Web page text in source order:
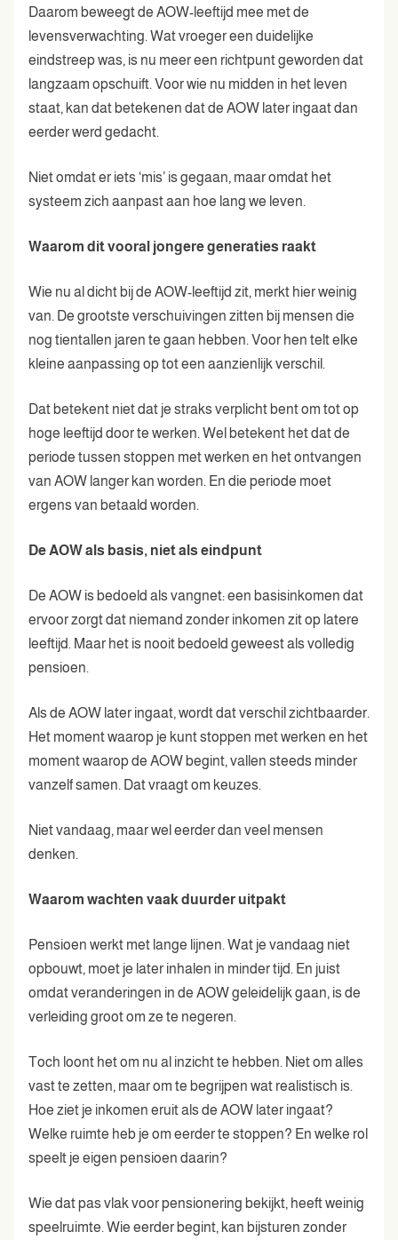
Daarom beweegt de AOW-leeftijd mee met de
levensverwachting. Wat vroeger een duidelijke
eindstreep was, is nu meer een richtpunt geworden dat
langzaam opschuift. Voor wie nu midden in het leven
staat, kan dat betekenen dat de AOW later ingaat dan
eerder werd gedacht.
Niet omdat er iets ‘mis’ is gegaan, maar omdat het
systeem zich aanpast aan hoe lang we leven.
Waarom dit vooral jongere generaties raakt
Wie nu al dicht bij de AOW-leeftijd zit, merkt hier weinig
van. De grootste verschuivingen zitten bij mensen die
nog tientallen jaren te gaan hebben. Voor hen telt elke
kleine aanpassing op tot een aanzienlijk verschil.
Dat betekent niet dat je straks verplicht bent om tot op
hoge leeftijd door te werken. Wel betekent het dat de
periode tussen stoppen met werken en het ontvangen
van AOW langer kan worden. En die periode moet
ergens van betaald worden.
De AOW als basis, niet als eindpunt
De AOW is bedoeld als vangnet: een basisinkomen dat
ervoor zorgt dat niemand zonder inkomen zit op latere
leeftijd. Maar het is nooit bedoeld geweest als volledig
pensioen.
Als de AOW later ingaat, wordt dat verschil zichtbaarder.
Het moment waarop je kunt stoppen met werken en het
moment waarop de AOW begint, vallen steeds minder
vanzelf samen. Dat vraagt om keuzes.
Niet vandaag, maar wel eerder dan veel mensen
denken.
Waarom wachten vaak duurder uitpakt
Pensioen werkt met lange lijnen. Wat je vandaag niet
opbouwt, moet je later inhalen in minder tijd. En juist
omdat veranderingen in de AOW geleidelijk gaan, is de
verleiding groot om ze te negeren.
Toch loont het om nu al inzicht te hebben. Niet om alles
vast te zetten, maar om te begrijpen wat realistisch is.
Hoe ziet je inkomen eruit als de AOW later ingaat?
Welke ruimte heb je om eerder te stoppen? En welke rol
speelt je eigen pensioen daarin?
Wie dat pas vlak voor pensionering bekijkt, heeft weinig
speelruimte. Wie eerder begint, kan bijsturen zonder